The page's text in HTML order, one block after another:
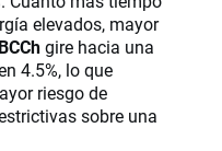
elevados, mayor
BCChgire hacia una
4.5%, lo que
riesgo de
sobre una